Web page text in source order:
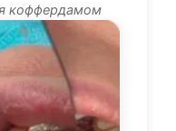
коффердамом